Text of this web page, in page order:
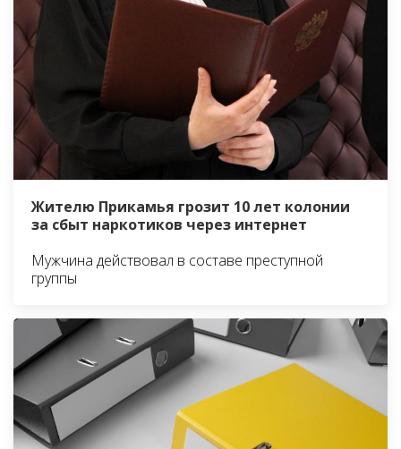
Жителю Прикамья грозит 10 лет колонии
за сбыт наркотиков через интернет
Мужчина действовал в составе преступной
группы